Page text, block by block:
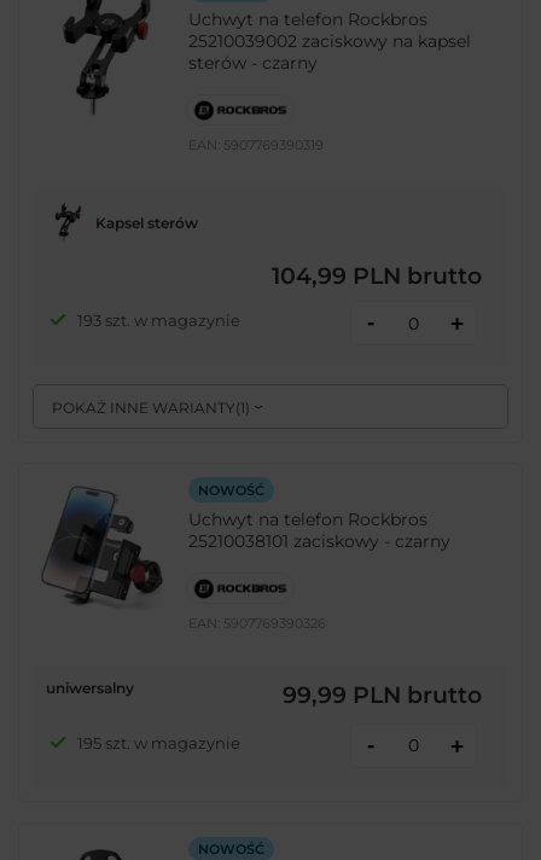
Uchwyt na telefon Rockbros
25210039002 zaciskowy na kapsel
sterów - czarny
EAN: 5907769390319
POKAŻ INNE WARIANTY( 1)
Kapsel sterów
104,99 PLN brutto
193 szt. w magazynie - +
NOWOŚĆ
Uchwyt na telefon Rockbros
25210038101 zaciskowy - czarny
EAN: 5907769390326
uniwersalny 99,99 PLN brutto
195 szt. w magazynie - +
NOWOŚĆ